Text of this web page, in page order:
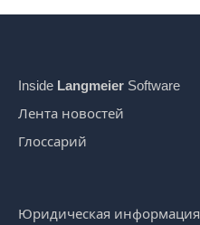
Inside LangmeierSoftware
Лента новостей
Глоссарий
Юридическая информация